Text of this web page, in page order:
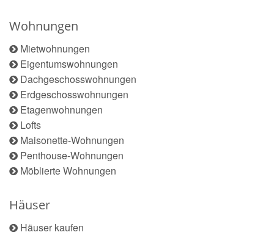
Wohnungen
Mietwohnungen
Eigentumswohnungen
Dachgeschosswohnungen
Erdgeschosswohnungen
Etagenwohnungen
Lofts
Maisonette-Wohnungen
Penthouse-Wohnungen
Möblierte Wohnungen
Häuser
Häuser kaufen